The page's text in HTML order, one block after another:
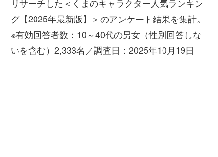
リサーチした＜くまのキャラクター人気ランキン
グ【2025年最新版】＞のアンケート結果を集計。
※有効回答者数：10～40代の男女（性別回答しな
いを含む）2,333名／調査日：2025年10月19日